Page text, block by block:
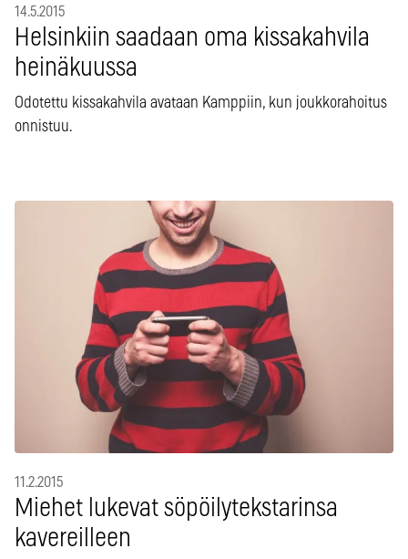
14.5.2015
Helsinkiin saadaan oma kissakahvila
heinäkuussa
Odotettu kissakahvila avataan Kamppiin, kun joukkorahoitus
onnistuu.
11.2.2015
Miehet lukevat söpöilytekstarinsa
kavereilleen